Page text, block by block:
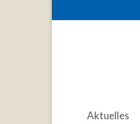
Aktuelles